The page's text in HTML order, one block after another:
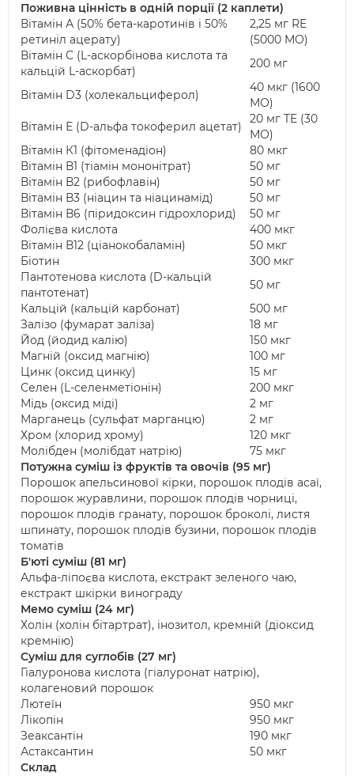
Поживна цінність в одній порції (2 каплети)
Вітамін А (50% бета-каротинів і 50%
ретиніл ацерату)
2,25 мг RE
(5000 МО)
Вітамін C (L-аскорбінова кислота та
кальцій L-аскорбат)
200 мг
Вітамін D3 (холекальциферол)
40 мкг (1600
МО)
Вітамін Е (D-альфа токоферил ацетат)
20 мг TE (30
МО)
Вітамін К1 (фітоменадіон)
80 мкг
Вітамін В1 (тіамін мононітрат)
50 мг
Вітамін В2 (рибофлавін)
50 мг
Вітамін В3 (ніацин та ніацинамід)
50 мг
Вітамін В6 (піридоксин гідрохлорид)
50 мг
Фолієва кислота
400 мкг
Вітамін В12 (ціанокобаламін)
50 мкг
Біотин
300 мкг
Пантотенова кислота (D-кальцій
пантотенат)
50 мг
Кальцій (кальцій карбонат)
500 мг
Залізо (фумарат заліза)
18 мг
Йод (йодид калію)
150 мкг
Магній (оксид магнію)
100 мг
Цинк (оксид цинку)
15 мг
Селен (L-селенметіонін)
200 мкг
Мідь (оксид міді)
2 мг
Марганець (сульфат марганцю)
2 мг
Хром (хлорид хрому)
120 мкг
Молібден (молібдат натрію)
75 мкг
Потужна суміш із фруктів та овочів (95 мг)
Порошок апельсинової кірки, порошок плодів асаї,
порошок журавлини, порошок плодів чорниці,
порошок плодів гранату, порошок броколі, листя
шпинату, порошок плодів бузини, порошок плодів
томатів
Б'юті суміш (81 мг)
Альфа-ліпоєва кислота, екстракт зеленого чаю,
екстракт шкірки винограду
Мемо суміш (24 мг)
Холін (холін бітартрат), інозитол, кремній (діоксид
кремнію)
Суміш для суглобів (27 мг)
Гіалуронова кислота (гіалуронат натрію),
колагеновий порошок
Лютеїн
950 мкг
Лікопін
950 мкг
Зеаксантін
190 мкг
Астаксантин
50 мкг
Склад